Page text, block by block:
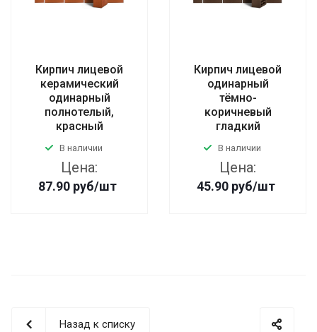
Кирпич лицевой
керамический
одинарный
полнотелый,
красный
В наличии
Цена:
87.90 руб/шт
Кирпич лицевой
одинарный
тёмно-
коричневый
гладкий
В наличии
Цена:
45.90 руб/шт
Назад к списку